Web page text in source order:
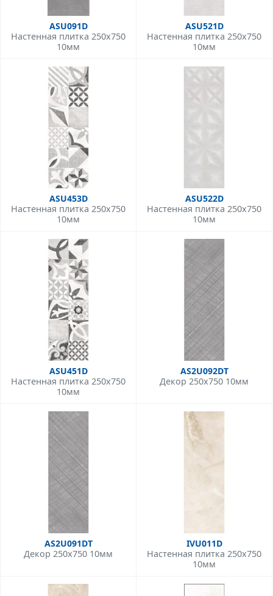
ASU091D
Настенная плитка 250x750
10мм
ASU521D
Настенная плитка 250x750
10мм
ASU453D
Настенная плитка 250x750
10мм
ASU522D
Настенная плитка 250x750
10мм
ASU451D
Настенная плитка 250x750
10мм
AS2U092DT
Декор 250x750 10мм
AS2U091DT
Декор 250x750 10мм
IVU011D
Настенная плитка 250x750
10мм